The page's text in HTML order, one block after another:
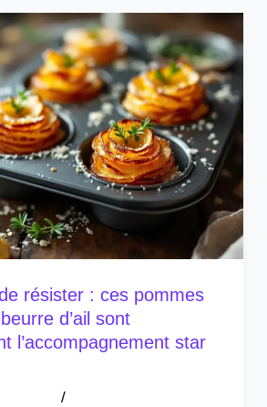
résister : ces pommes
d’ail sont
l’accompagnement star
/